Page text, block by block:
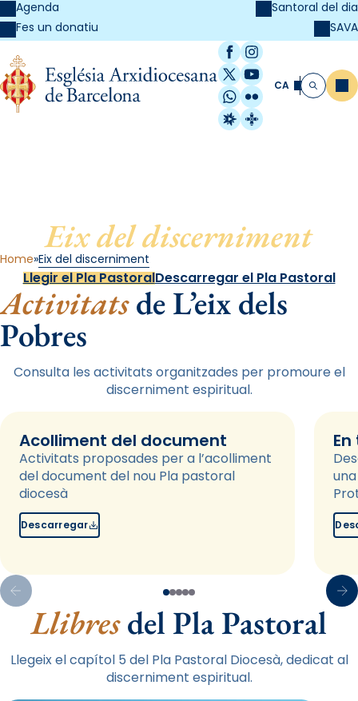
Agenda
Fes un donatiu
Santoral del dia
SAVA
Facebook
Instagram
X / Twitter
YouTube
WhatsApp
Flickr
Radio Estel
Catalunya
CA Cerca
Eix del discerniment
Home Eix del discerniment
Llegir el Pla PastoralDescarregar el Pla Pastoral
Activitatsde L’eix dels
Pobres
Consulta les activitats organitzades per promoure el
discerniment espiritual.
Acolliment del document
Activitats proposades per a l’acolliment
del document del nou Pla pastoral
diocesà
Descarregar
Llibresdel Pla Pastoral
Llegeix el capítol 5 del Pla Pastoral Diocesà, dedicat al
discerniment espiritual.